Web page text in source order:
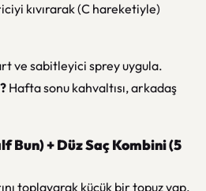
kıvırarak (C hareketiyle)
ve sabitleyici sprey uygula.
Hafta sonu kahvaltısı, arkadaş
Bun) + Düz Saç Kombini (5
toplayarak küçük bir topuz yap.